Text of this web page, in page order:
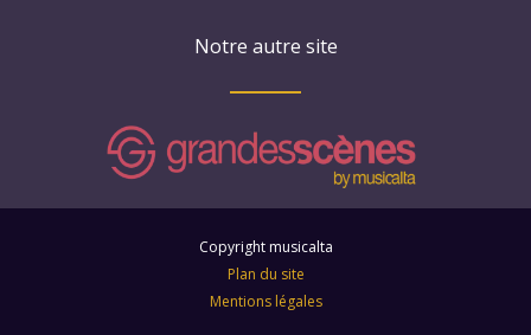
Notre autre site
Copyright musicalta
Plan du site
Mentions légales